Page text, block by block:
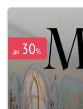
до 30%